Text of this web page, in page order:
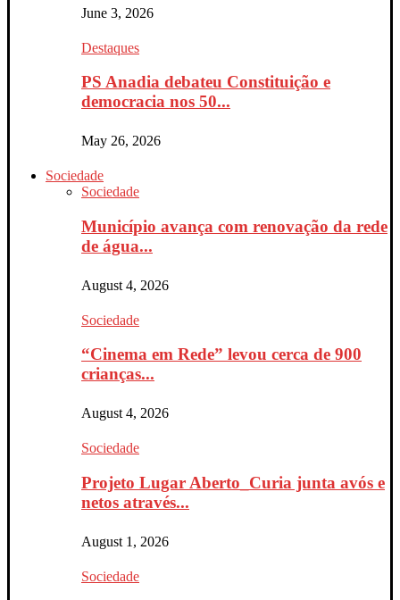
June 3, 2026
Destaques
PS Anadia debateu Constituição e
democracia nos 50...
May 26, 2026
Sociedade
Sociedade
Município avança com renovação da rede
de água...
August 4, 2026
Sociedade
“Cinema em Rede” levou cerca de 900
crianças...
August 4, 2026
Sociedade
Projeto Lugar Aberto_Curia junta avós e
netos através...
August 1, 2026
Sociedade